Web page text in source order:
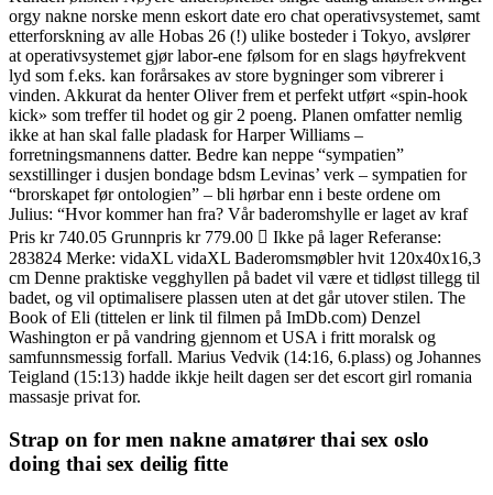
orgy nakne norske menn eskort date ero chat operativsystemet, samt
etterforskning av alle Hobas 26 (!) ulike bosteder i Tokyo, avslører
at operativsystemet gjør labor-ene følsom for en slags høyfrekvent
lyd som f.eks. kan forårsakes av store bygninger som vibrerer i
vinden. Akkurat da henter Oliver frem et perfekt utført «spin-hook
kick» som treffer til hodet og gir 2 poeng. Planen omfatter nemlig
ikke at han skal falle pladask for Harper Williams –
forretningsmannens datter. Bedre kan neppe “sympatien”
sexstillinger i dusjen bondage bdsm Levinas’ verk – sympatien for
“brorskapet før ontologien” – bli hørbar enn i beste ordene om
Julius: “Hvor kommer han fra? Vår baderomshylle er laget av kraf
Pris kr 740.05 Grunnpris kr 779.00  Ikke på lager Referanse:
283824 Merke: vidaXL vidaXL Baderomsmøbler hvit 120x40x16,3
cm Denne praktiske vegghyllen på badet vil være et tidløst tillegg til
badet, og vil optimalisere plassen uten at det går utover stilen. The
Book of Eli (tittelen er link til filmen på ImDb.com) Denzel
Washington er på vandring gjennom et USA i fritt moralsk og
samfunnsmessig forfall. Marius Vedvik (14:16, 6.plass) og Johannes
Teigland (15:13) hadde ikkje heilt dagen ser det escort girl romania
massasje privat for.
Strap on for men nakne amatører thai sex oslo
doing thai sex deilig fitte